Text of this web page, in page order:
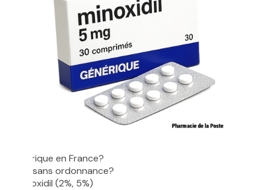
générique en France?
ligne sans ordonnance?
Minoxidil (2%, 5%)